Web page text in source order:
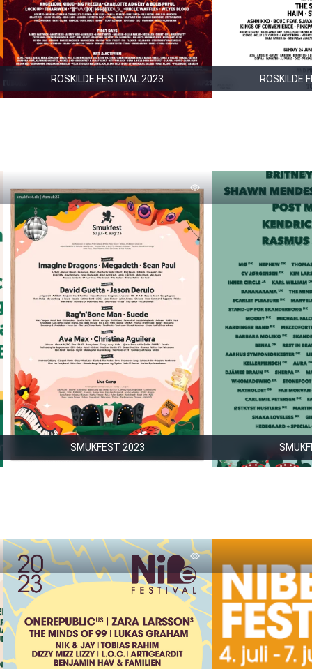
ROSKILDE FESTIVAL 2023 ROSKILDE
SMUKFEST 2023